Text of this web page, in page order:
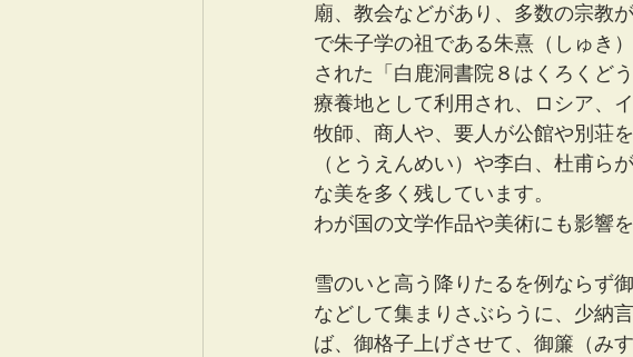
廟、教会などがあり、多数の宗教
で朱子学の祖である朱熹（しゅき
された「白鹿洞書院８はくろくど
療養地として利用され、ロシア、
牧師、商人や、要人が公館や別荘
（とうえんめい）や李白、杜甫
な美を多く残しています。
わが国の文学作品や美術にも影響
雪のいと高う降りたるを例ならず
などして集まりさぶらうに、少納
ば、御格子上げさせて、御簾（み